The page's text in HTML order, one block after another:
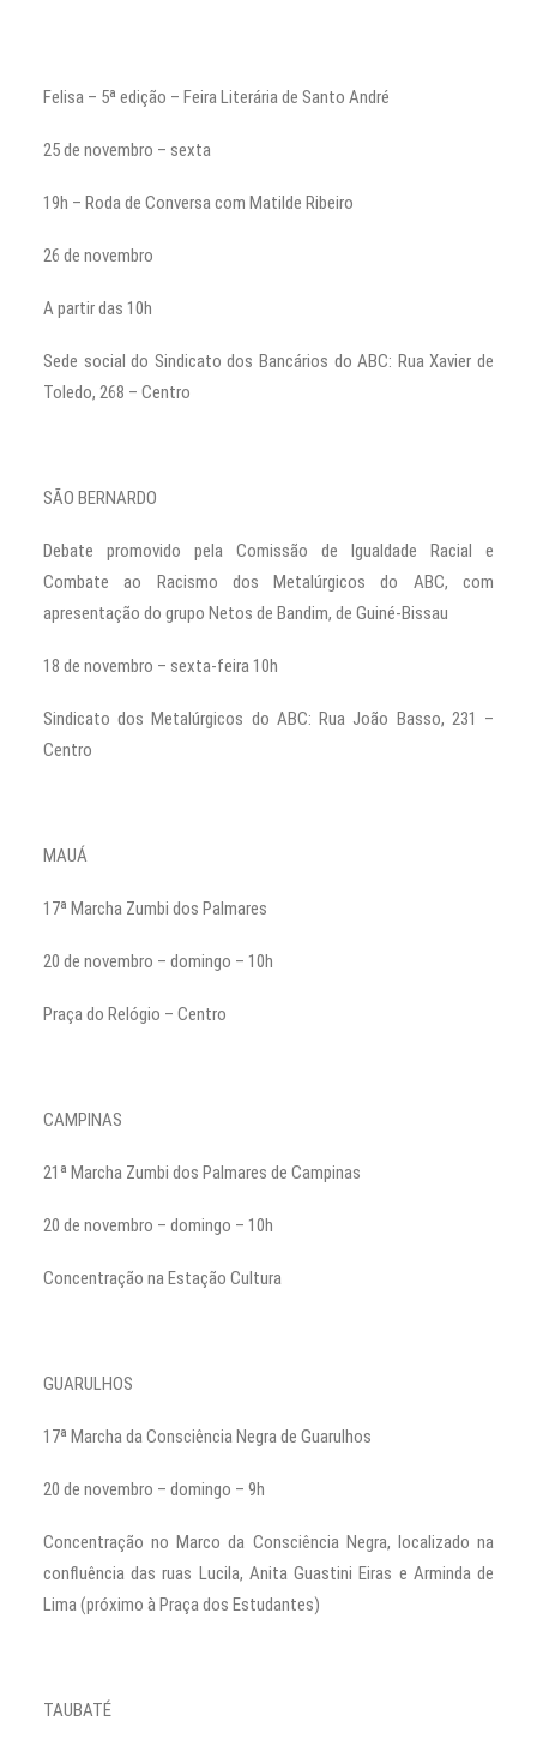
Felisa – 5ª edição – Feira Literária de Santo André
25 de novembro – sexta
19h – Roda de Conversa com Matilde Ribeiro
26 de novembro
A partir das 10h
Sede social do Sindicato dos Bancários do ABC: Rua Xavier de
Toledo, 268 – Centro
SÃO BERNARDO
Debate promovido pela Comissão de Igualdade Racial e
Combate ao Racismo dos Metalúrgicos do ABC, com
apresentação do grupo Netos de Bandim, de Guiné-Bissau
18 de novembro – sexta-feira 10h
Sindicato dos Metalúrgicos do ABC: Rua João Basso, 231 –
Centro
MAUÁ
17ª Marcha Zumbi dos Palmares
20 de novembro – domingo – 10h
Praça do Relógio – Centro
CAMPINAS
21ª Marcha Zumbi dos Palmares de Campinas
20 de novembro – domingo – 10h
Concentração na Estação Cultura
GUARULHOS
17ª Marcha da Consciência Negra de Guarulhos
20 de novembro – domingo – 9h
Concentração no Marco da Consciência Negra, localizado na
confluência das ruas Lucila, Anita Guastini Eiras e Arminda de
Lima (próximo à Praça dos Estudantes)
TAUBATÉ